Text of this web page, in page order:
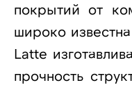
покрытий от
широко
Latte
прочность